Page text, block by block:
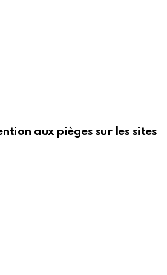
aux pièges sur les sites